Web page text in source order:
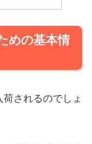
めの基本情
されるのでしょ